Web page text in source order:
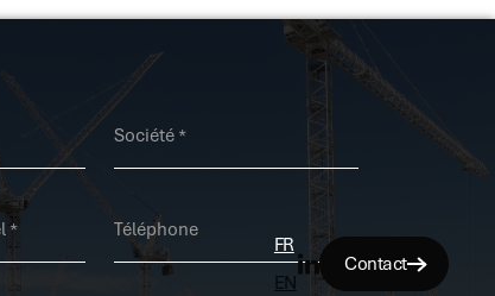
FR
EN
 Contact